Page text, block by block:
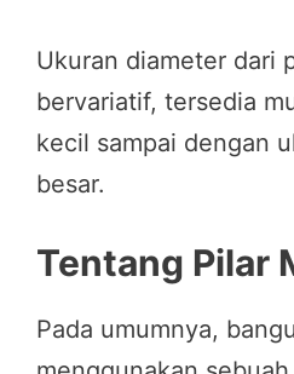
Ukuran diameter dari
bervariatif, tersedia
kecil sampai dengan
besar.
Tentang Pilar
Pada umumnya,